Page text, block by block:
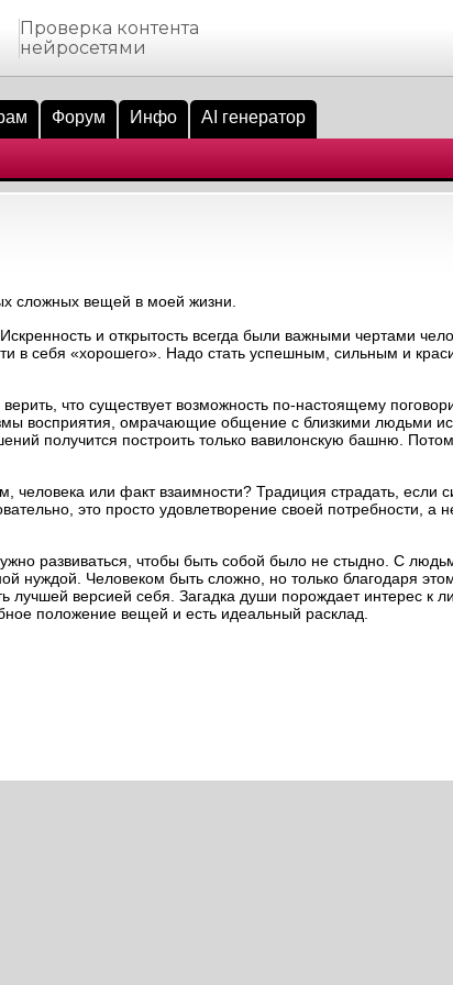
Проверка контента
нейросетями
Форум Инфо AI генератор
сложных вещей в моей жизни.
и открытость всегда были важными чертами
в себя «хорошего». Надо стать успешным, сильным и
что существует возможность по-настоящему
восприятия, омрачающие общение с близкими людьми
получится построить только вавилонскую башню.
или факт взаимности? Традиция страдать, если
это просто удовлетворение своей потребности, а
развиваться, чтобы быть собой было не стыдно. С
нуждой. Человеком быть сложно, но только благодаря
версией себя. Загадка души порождает интерес к
положение вещей и есть идеальный расклад.